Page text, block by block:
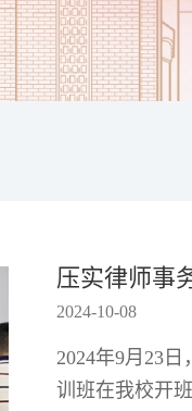
压实律师事
2024-10-08
2024年9月23
训班在我校开